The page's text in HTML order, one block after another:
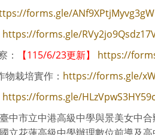
forms.gle/
https://forms.gle/
：
【115/6/23更新】 https://
物栽培實作： https://forms.gle/
https://forms.gle/
臺中市立中港高級中學與景美女中